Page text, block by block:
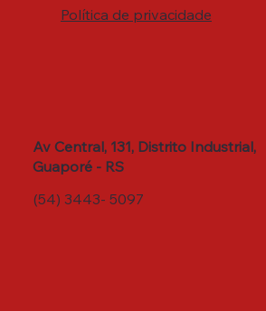
Av Central, 131, Distrito Industrial,
Guaporé - RS
(54) 3443- 5097
Política de privacidade